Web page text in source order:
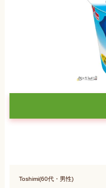
Toshimi(60代・男性)